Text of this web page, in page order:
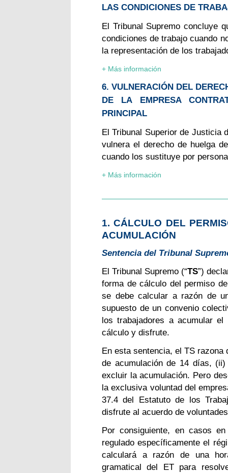
LAS CONDICIONES DE
El Tribunal Supremo concluye
condiciones de trabajo cuando
la representación de los
+ Más información
6. VULNERACIÓN DEL
DE LA EMPRESA
PRINCIPAL
El Tribunal Superior de Justicia
vulnera el derecho de huelga
cuando los sustituye por
+ Más información
1. CÁLCULO DEL
ACUMULACIÓN
Sentencia del Tribunal
El Tribunal Supremo (“TS”)
forma de cálculo del permiso
se debe calcular a razón de
supuesto de un convenio
los trabajadores a acumular
cálculo y disfrute.
En esta sentencia, el TS razona
de acumulación de 14 días,
excluir la acumulación. Pero
la exclusiva voluntad del
37.4 del Estatuto de los
disfrute al acuerdo de
Por consiguiente, en casos
regulado específicamente el
calculará a razón de una
gramatical del ET para